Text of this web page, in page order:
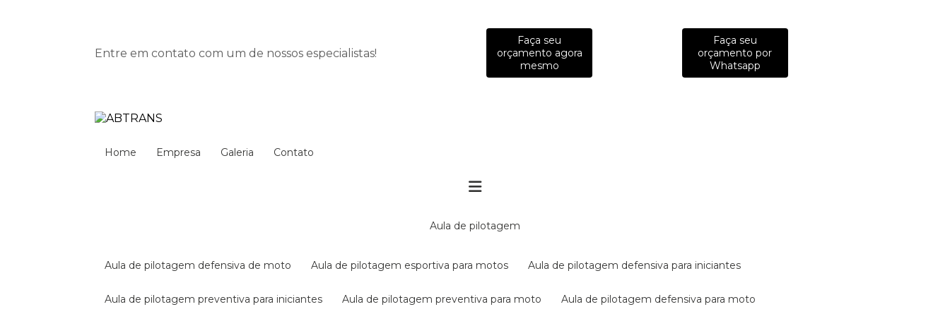
Entre em contato com um de nossos especialistas!
Faça seu
orçamento agora
mesmo
Faça seu
orçamento por
Whatsapp
Home Empresa Galeria Contato
aula de pilotagem
aula de pilotagem defensiva de moto aula de pilotagem esportiva para motos aula de pilotagem defensiva para iniciantes
aula de pilotagem preventiva para iniciantes aula de pilotagem preventiva para moto aula de pilotagem defensiva para moto